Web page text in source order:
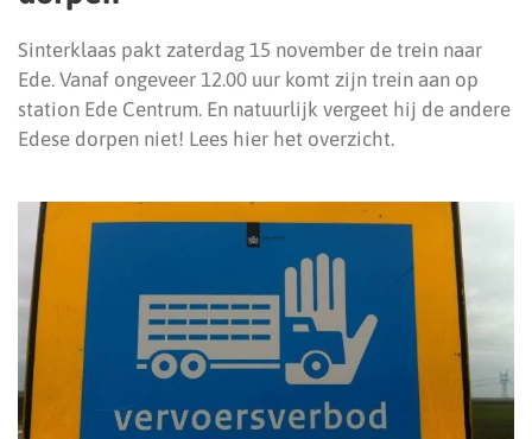
Sinterklaas pakt zaterdag 15 november de trein naar
Ede. Vanaf ongeveer 12.00 uur komt zijn trein aan op
station Ede Centrum. En natuurlijk vergeet hij de andere
Edese dorpen niet! Lees hier het overzicht.